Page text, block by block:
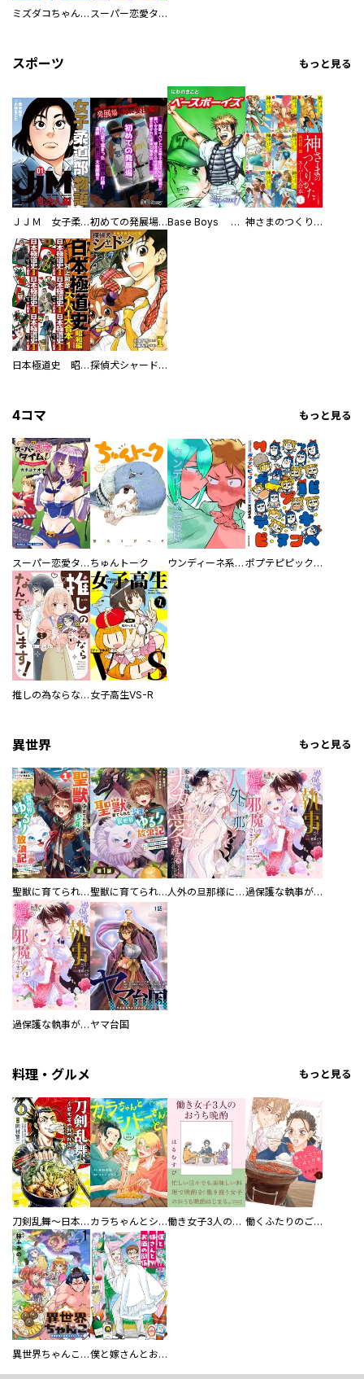
ミズダコちゃんからは逃げられない！ スーパー恋愛タイム！～現場でドＳな彼女は自宅でデレる～
スポーツ もっと見る
ＪＪＭ 女子柔道部物語 社会人編 初めての発展場 【白抜き修正版】 Base Boys 新装版 神さまのつくりかた。スーパー大合本
日本極道史 昭和編 スーパー大合本 探偵犬シャードック（新装版）
4コマ もっと見る
スーパー恋愛タイム！～現場でドＳな彼女は自宅でデレる～ ちゅんトーク ウンディーネ系彼氏 ポプテピピック SEASON EIGHT
推しの為ならなんでもします！ 女子高生VS-R
異世界 もっと見る
聖獣に育てられた少年の異世界ゆるり放浪記～神様からもらったチート魔法で、仲間たちとスローライフを満喫中～ 聖獣に育てられた少年の異世界ゆるり放浪記～神様からもらったチート魔法で、仲間たちとスローライフを満喫中～【分冊版】 人外の旦那様に娶られ毎晩ナカまで愛される…。アンソロジー 過保護な執事が私の婚活を邪魔してきます！ 分冊版
過保護な執事が私の婚活を邪魔してきます！ ヤマ台国
料理・グルメ もっと見る
刀剣乱舞～日本号つれづれ酒～ カラちゃんとシトーさんと、 【分冊版】 働き女子3人のおうち晩酌 働くふたりのごほうび飯
異世界ちゃんこ～横綱目前に召喚されたんだが～ 【連載版】 僕と嫁さんとお酒の関係